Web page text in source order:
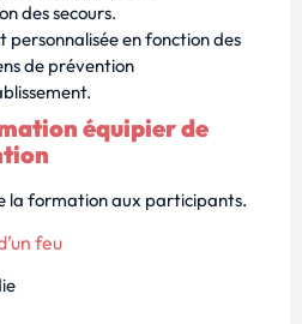
des secours.
en fonction des
de prévention
équipier de
la formation aux participants.
feu